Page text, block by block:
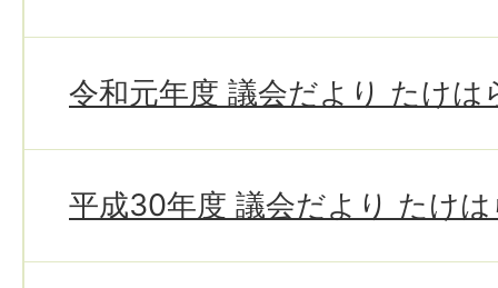
令和元年度 議会だより たけは
平成30年度 議会だより たけ